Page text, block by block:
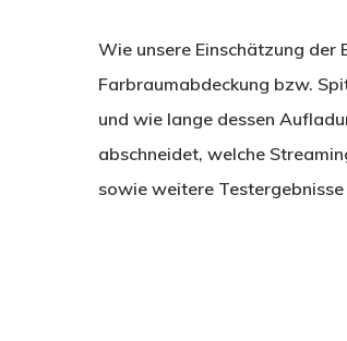
Wie unsere Einschätzung
Farbraumabdeckung bzw.
und wie lange dessen
abschneidet, welche
sowie weitere